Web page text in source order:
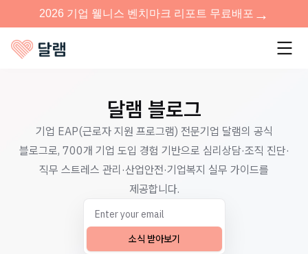
달램 블로그
기업 EAP(근로자 지원 프로그램) 전문기업 달램의 공식
블로그로, 700개 기업 도입 경험 기반으로 심리상담·조직 진단·
직무 스트레스 관리·산업안전·기업복지 실무 가이드를
제공합니다.
소식 받아보기